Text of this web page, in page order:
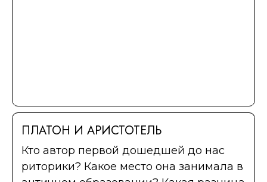
ПЛАТОН И АРИСТОТЕЛЬ
Кто автор первой дошедшей до нас
риторики? Какое место она занимала в